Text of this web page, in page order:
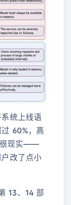
统上线语
60%，高
很现实——
改了点小
13、14 部